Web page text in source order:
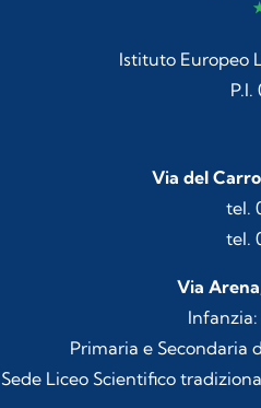
Istituto Europeo
P.I.
Via del
tel.
tel.
Via
Primaria e Secondaria
Sede Liceo Scientifico